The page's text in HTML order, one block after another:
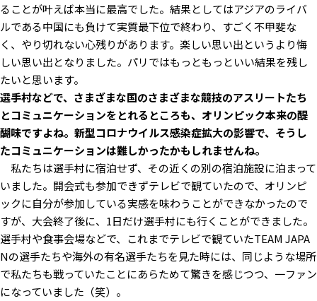
ることが叶えば本当に最高でした。結果としてはアジアのライバ
ルである中国にも負けて実質最下位で終わり、すごく不甲斐な
く、やり切れない心残りがあります。楽しい思い出というより悔
しい思い出となりました。パリではもっともっといい結果を残し
たいと思います。
――選手村などで、さまざまな国のさまざまな競技のアスリートたち
とコミュニケーションをとれるところも、オリンピック本来の醍
醐味ですよね。新型コロナウイルス感染症拡大の影響で、そうし
たコミュニケーションは難しかったかもしれませんね。
私たちは選手村に宿泊せず、その近くの別の宿泊施設に泊まって
いました。開会式も参加できずテレビで観ていたので、オリンピ
ックに自分が参加している実感を味わうことができなかったので
すが、大会終了後に、1日だけ選手村にも行くことができました。
選手村や食事会場などで、これまでテレビで観ていたTEAM JAPA
Nの選手たちや海外の有名選手たちを見た時には、同じような場所
で私たちも戦っていたことにあらためて驚きを感じつつ、一ファン
になっていました（笑）。